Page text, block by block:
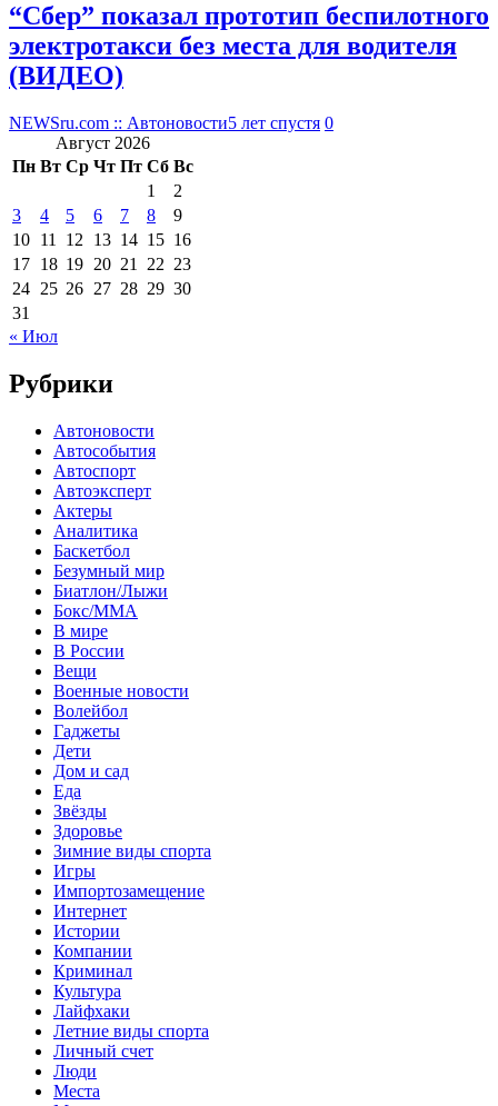
“Сбер” показал прототип беспилотного
электротакси без места для водителя
(ВИДЕО)
NEWSru.com :: Автоновости5 лет спустя 0
Август 2026
Пн Вт Ср Чт Пт Сб Вс
1
2
3
4 5 6 7 8
9
10 11 12 13 14 15 16
17 18 19 20 21 22 23
24 25 26 27 28 29 30
31
« Июл
Рубрики
Автоновости
Автособытия
Автоспорт
Автоэксперт
Актеры
Аналитика
Баскетбол
Безумный мир
Биатлон/Лыжи
Бокс/MMA
В мире
В России
Вещи
Военные новости
Волейбол
Гаджеты
Дети
Дом и сад
Еда
Звёзды
Здоровье
Зимние виды спорта
Игры
Импортозамещение
Интернет
Истории
Компании
Криминал
Культура
Лайфхаки
Летние виды спорта
Личный счет
Люди
Места